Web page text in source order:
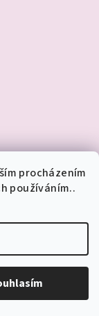
procházením
používáním..